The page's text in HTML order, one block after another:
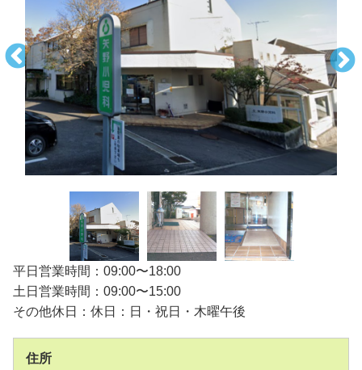
平日営業時間：09:00〜18:00
土日営業時間：09:00〜15:00
その他休日：休日：日・祝日・木曜午後
住所